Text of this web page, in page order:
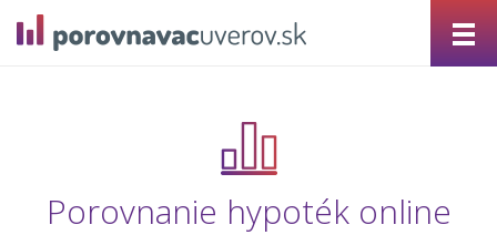
Porovnanie hypoték online